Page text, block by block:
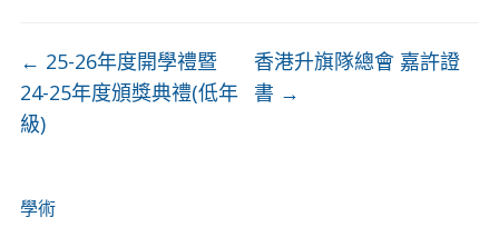
學術
← 25-26年度開學禮暨
24-25年度頒獎典禮(低年
級)
香港升旗隊總會 嘉許證
書 →